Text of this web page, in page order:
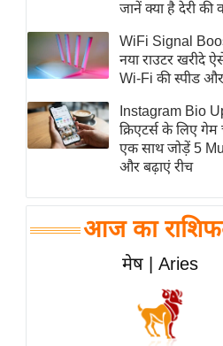
विश्लेषण
समसामयिक
मातृभूमि
स्तंभ
एम.
आर.
चाय पर
समीक्षा
जानें क्या है देरी की
WiFi Signal
नया राउटर खरीदे
Wi-Fi की स्पीड
Instagram Bio
क्रिएटर्स के लिए
एक साथ जोड़ें 5
और बढ़ाएं रीच
आज का
मेष | Aries